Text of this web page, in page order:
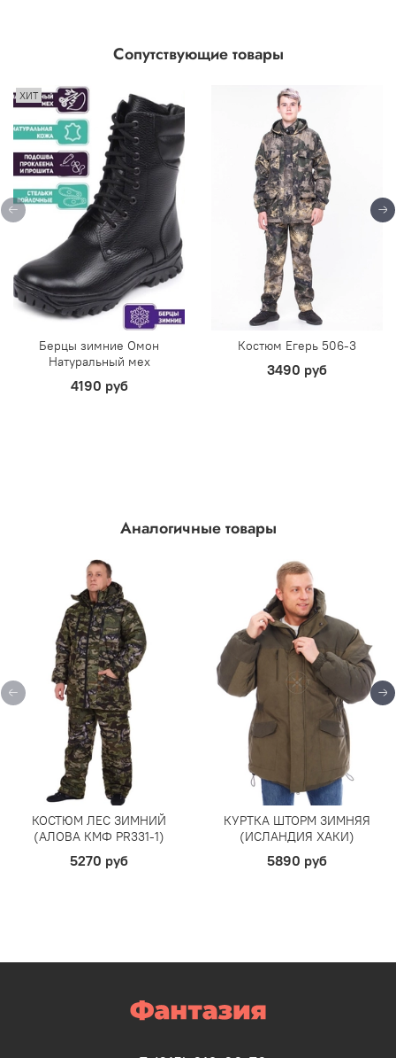
Сопутствующие товары
ХИТ
Берцы зимние Омон
Натуральный мех
4190 руб
Костюм Егерь 506-3
3490 руб
Аналогичные товары
КОСТЮМ ЛЕС ЗИМНИЙ
(АЛОВА КМФ PR331-1)
5270 руб
КУРТКА ШТОРМ ЗИМНЯЯ
(ИСЛАНДИЯ ХАКИ)
5890 руб